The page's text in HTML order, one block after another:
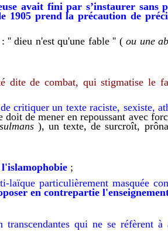
avait fini par s’instaurer sans
prend la précaution de
: '' dieu n'est qu'une fable '' (ou une
dite de combat, qui stigmatise le
critiquer un texte raciste, sexiste,
doit de mener enrepoussant avec
),un texte,de surcroît,
;
laïqueparticulièrement masquée
r en contrepartie l'enseigne
qui ne se réfèrent à